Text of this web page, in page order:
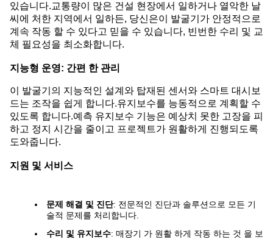
있습니다.교통량이 많은 건설 현장에서 일하거나 열악한 날
씨에 처한 지역에서 일하든, 당신은이 발굴기가 안정적으로
계속 작동 할 수 있다고 믿을 수 있습니다, 빈번한 수리 및 교
체 필요성을 최소화합니다.
지능형 운영: 간편 한 관리
이 발굴기의 지능적인 설계와 탑재된 센서와 스마트 대시보
드는 조작을 쉽게 합니다.유지보수를 능동적으로 계획할 수
있도록 합니다.예측 유지보수 기능은 예상치 못한 고장을 피
하고 정지 시간을 줄이고 프로젝트가 원활하게 진행되도록
도와줍니다.
지원 및 서비스
문제 해결 및 진단: 전문적인 진단과 솔루션으로 모든 기
술적 문제를 처리합니다.
수리 및 유지보수: 매장기 가 원활 하게 작동 하는 것 을 보